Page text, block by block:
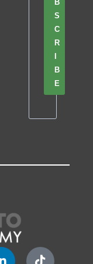
B
S
C
R
B
E